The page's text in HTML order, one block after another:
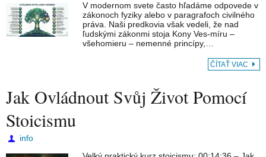
V modernom svete často hľadáme odpovede v
zákonoch fyziky alebo v paragrafoch civilného
práva. Naši predkovia však vedeli, že nad
ľudskými zákonmi stoja Kony Ves-míru –
všehomieru – nemenné princípy,…
ČÍTAŤ VIAC
Jak Ovládnout Svůj Život Pomocí
Stoicismu
info